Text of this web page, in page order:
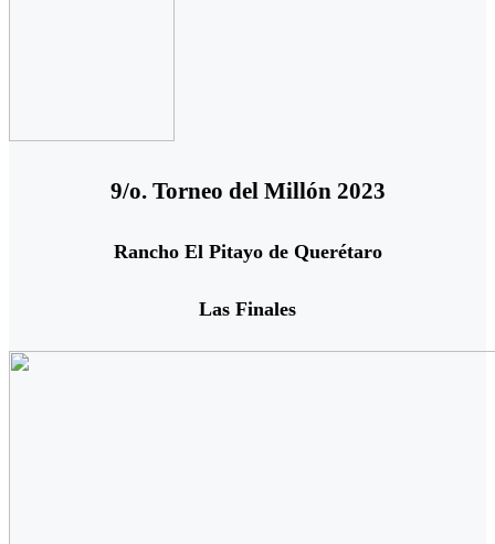
9/o. Torneo del Millón 2023
Rancho El Pitayo de Querétaro
Las Finales